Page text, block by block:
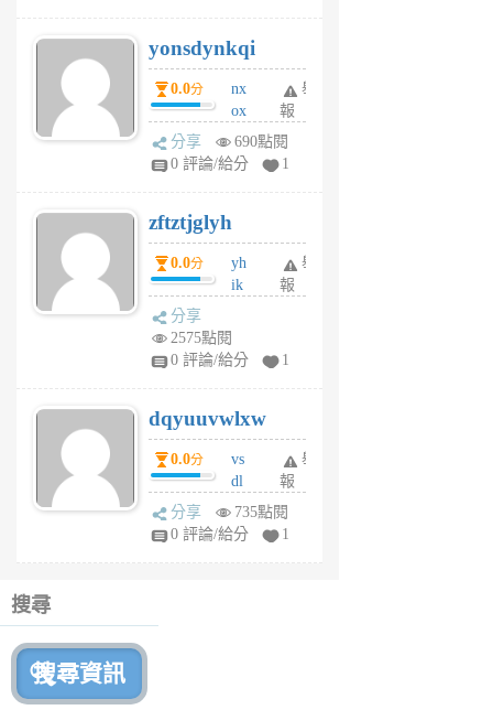
6
個
月
前
yonsdynkqi
0.0分
nx
ox
rh
pe
月
前
舉
報
分享
690點閱
0 評論/給分
1
zftztjglyh
0.0分
yh
ik
tu
6
個
月
前
舉
報
分享
2575點閱
0 評論/給分
1
dqyuuvwlxw
0.0分
vs
dl
sq
fy
舉
報
分享
735點閱
0 評論/給分
1
搜尋